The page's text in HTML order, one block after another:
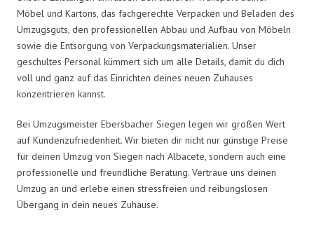
Möbel und Kartons, das fachgerechte Verpacken und Beladen des
Umzugsguts, den professionellen Abbau und Aufbau von Möbeln
sowie die Entsorgung von Verpackungsmaterialien. Unser
geschultes Personal kümmert sich um alle Details, damit du dich
voll und ganz auf das Einrichten deines neuen Zuhauses
konzentrieren kannst.
Bei Umzugsmeister Ebersbacher Siegen legen wir großen Wert
auf Kundenzufriedenheit. Wir bieten dir nicht nur günstige Preise
für deinen Umzug von Siegen nach Albacete, sondern auch eine
professionelle und freundliche Beratung. Vertraue uns deinen
Umzug an und erlebe einen stressfreien und reibungslosen
Übergang in dein neues Zuhause.